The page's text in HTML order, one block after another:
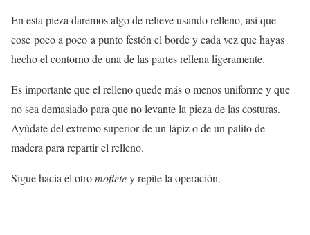
En esta pieza daremos algo de relieve usando relleno, así que
cose poco a poco a punto festón el borde y cada vez que hayas
hecho el contorno de una de las partes rellena ligeramente.
Es importante que el relleno quede más o menos uniforme y que
no sea demasiado para que no levante la pieza de las costuras.
Ayúdate del extremo superior de un lápiz o de un palito de
madera para repartir el relleno.
Sigue hacia el otromofletey repite la operación.